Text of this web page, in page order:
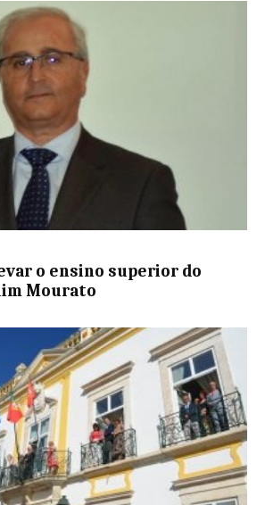
o ensino superior do
Mourato